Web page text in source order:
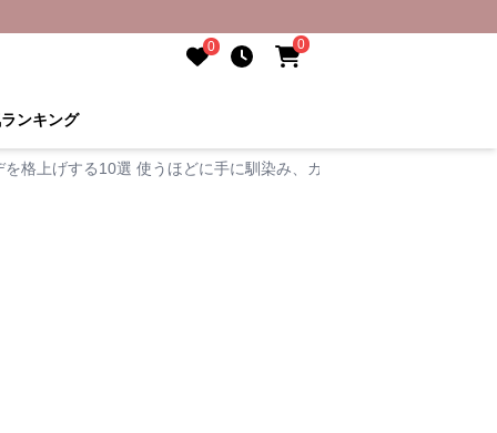
0
0
ランキング
格上げする10選 使うほどに手に馴染み、カジュアルからきれいめ